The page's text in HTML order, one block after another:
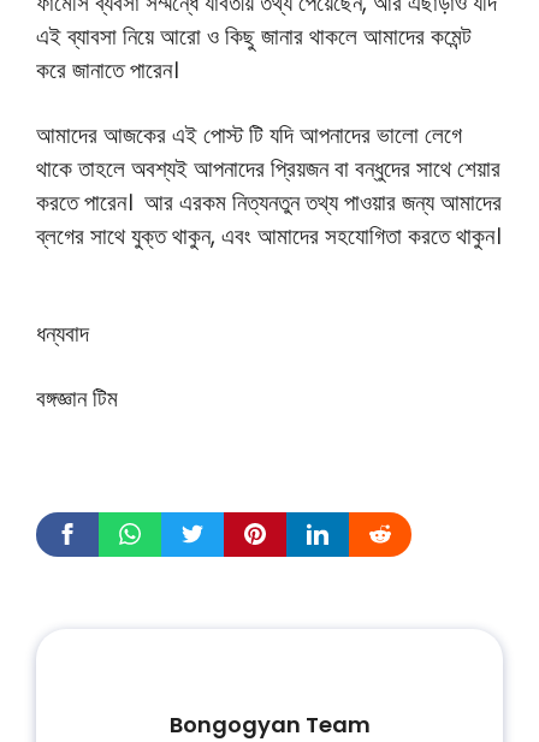
এই ব্যাবসা নিয়ে আরো ও কিছু জানার থাকলে আমাদের কমেন্ট
করে জানাতে পারেন।
আমাদের আজকের এই পোস্ট টি যদি আপনাদের ভালো লেগে
থাকে তাহলে অবশ্যই আপনাদের প্রিয়জন বা বন্ধুদের সাথে শেয়ার
করতে পারেন। আর এরকম নিত্যনতুন তথ্য পাওয়ার জন্য আমাদের
ব্লগের সাথে যুক্ত থাকুন, এবং আমাদের সহযোগিতা করতে থাকুন।
ধন্যবাদ
বঙ্গজ্ঞান টিম
Bongogyan Team